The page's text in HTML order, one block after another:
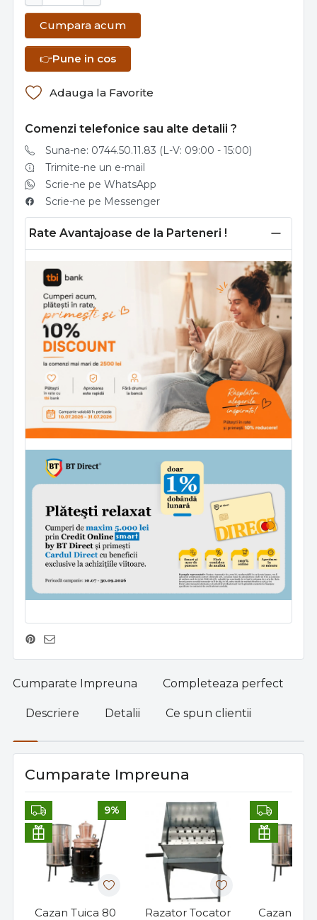
Cumpara acum
👉Pune in cos
Adauga la Favorite
Comenzi telefonice sau alte detalii ?
Suna-ne: 0744.50.11.83 (L-V: 09:00 - 15:00)
Trimite-ne un e-mail
Scrie-ne pe WhatsApp
Scrie-ne pe Messenger
Rate Avantajoase de la Parteneri !
Cumparate Impreuna Completeaza perfect
Descriere Detalii Ce spun clientii
Cumparate Impreuna
9%
Cazan Tuica 80
Razator Tocator
Cazan